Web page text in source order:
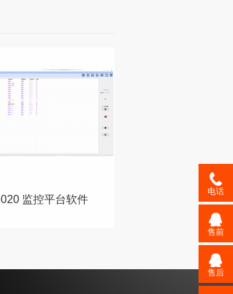
电话
售前
售后
监控平台软件